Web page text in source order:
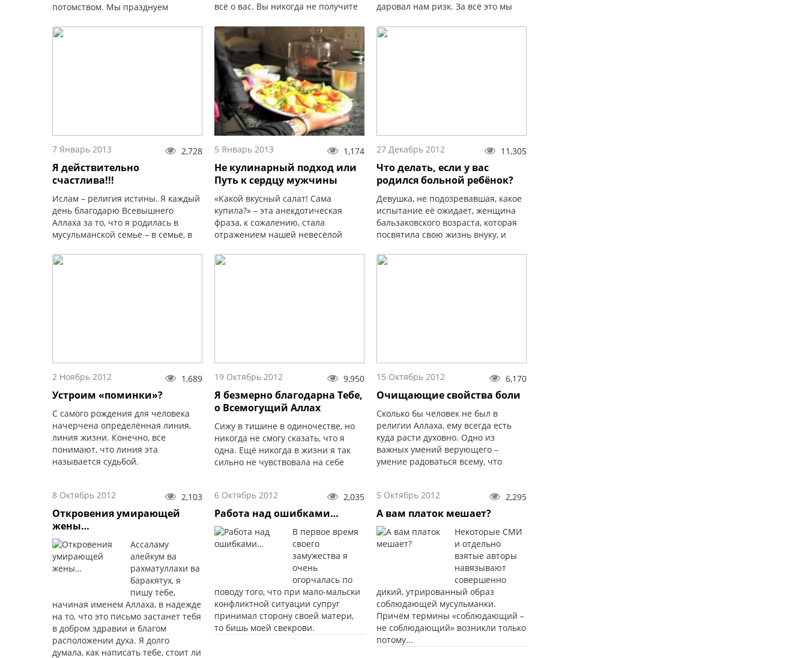
потомством. Мы празднуем
благодарим Аллаха за посланный
всё о вас. Вы никогда не получите
терпения...
даровал нам ризк. За всё это мы
благодарны.
7 Январь 2013 2,728
Я действительно
счастлива!!!
Ислам – религия истины. Я каждый
день благодарю Всевышнего
Аллаха за то, что я родилась в
мусульманской семье – в семье, в
является уважение к религии
5 Январь 2013 1,174
Не кулинарный подход или
Путь к сердцу мужчины
«Какой вкусный салат! Сама
купила?» – эта анекдотическая
фраза, к сожалению, стала
отражением нашей невесёлой
распространилось поветрие на
27 Декабрь 2012 11,305
Что делать, если у вас
родился больной ребёнок?
Девушка, не подозревавшая, какое
испытание её ожидает, женщина
бальзаковского возраста, которая
посвятила свою жизнь внуку, и
этот бренный мир.
2 Ноябрь 2012 1,689
Устроим «поминки»?
С самого рождения для человека
начерчена определённая линия,
линия жизни. Конечно, все
понимают, что линия эта
называется судьбой.
19 Октябрь 2012 9,950
Я безмерно благодарна Тебе,
о Всемогущий Аллах
Сижу в тишине в одиночестве, но
никогда не смогу сказать, что я
одна. Ещё никогда в жизни я так
сильно не чувствовала на себе
15 Октябрь 2012 6,170
Очищающие свойства боли
Сколько бы человек не был в
религии Аллаха, ему всегда есть
куда расти духовно. Одно из
важных умений верующего –
умение радоваться всему, что
боль.
8 Октябрь 2012 2,103
Откровения умирающей
жены…
Ассаламу
алейкум ва
рахматуллахи ва
баракятух, я
пишу тебе,
начиная именем Аллаха, в надежде
на то, что это письмо застанет тебя
в добром здравии и благом
расположении духа. Я долго
думала, как написать тебе, стоит ли
6 Октябрь 2012 2,035
Работа над ошибками…
В первое время
своего
замужества я
очень
огорчалась по
поводу того, что при мало-мальски
конфликтной ситуации супруг
принимал сторону своей матери,
то бишь моей свекрови.
5 Октябрь 2012 2,295
А вам платок мешает?
Некоторые СМИ
и отдельно
взятые авторы
навязывают
совершенно
дикий, утрированный образ
соблюдающей мусульманки.
Причём термины «соблюдающий –
не соблюдающий» возникли только
потому...